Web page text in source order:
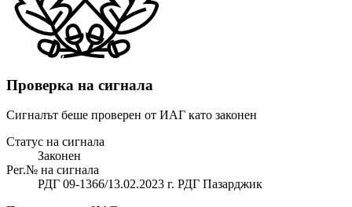
Проверка на сигнала
Сигналът беше проверен от ИАГ като законен
Статус на сигнала
Законен
Рег.№ на сигнала
РДГ 09-1366/13.02.2023 г. РДГ Пазарджик